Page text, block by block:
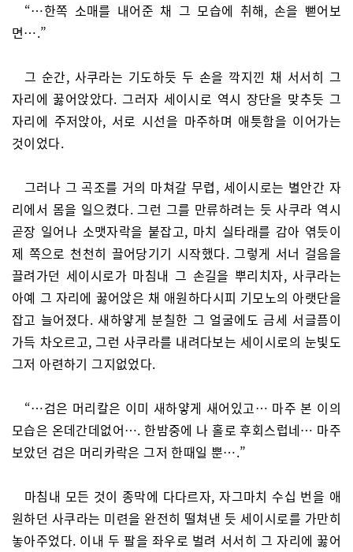
“…한쪽 소매를 내어준 채 그 모습에 취해, 손을 뻗어보
면….”
그 순간, 사쿠라는 기도하듯 두 손을 깍지낀 채 서서히 그
자리에 꿇어앉았다. 그러자 세이시로 역시 장단을 맞추듯 그
자리에 주저앉아, 서로 시선을 마주하며 애틋함을 이어가는
것이었다.
그러나 그 곡조를 거의 마쳐갈 무렵, 세이시로는 별안간 자
리에서 몸을 일으켰다. 그런 그를 만류하려는 듯 사쿠라 역시
곧장 일어나 소맷자락을 붙잡고, 마치 실타래를 감아 엮듯이
제 쪽으로 천천히 끌어당기기 시작했다. 그렇게 서너 걸음을
끌려가던 세이시로가 마침내 그 손길을 뿌리치자, 사쿠라는
아예 그 자리에 꿇어앉은 채 애원하다시피 기모노의 아랫단을
잡고 늘어졌다. 새하얗게 분칠한 그 얼굴에도 금세 서글픔이
가득 차오르고, 그런 사쿠라를 내려다보는 세이시로의 눈빛도
그저 아련하기 그지없었다.
“…검은 머리칼은 이미 새하얗게 새어있고… 마주 본 이의
모습은 온데간데없어…. 한밤중에 나 홀로 후회스럽네… 마주
보았던 검은 머리카락은 그저 한때일 뿐….”
마침내 모든 것이 종막에 다다르자, 자그마치 수십 번을 애
원하던 사쿠라는 미련을 완전히 떨쳐낸 듯 세이시로를 가만히
놓아주었다. 이내 두 팔을 좌우로 벌려 서서히 그 자리에 꿇어